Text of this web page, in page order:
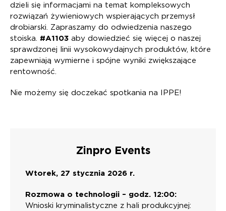
dzieli się informacjami na temat kompleksowych
rozwiązań żywieniowych wspierających przemysł
drobiarski. Zapraszamy do odwiedzenia naszego
stoiska. #A1103 aby dowiedzieć się więcej o naszej
sprawdzonej linii wysokowydajnych produktów, które
zapewniają wymierne i spójne wyniki zwiększające
rentowność.
Nie możemy się doczekać spotkania na IPPE!
Zinpro Events
Wtorek, 27 stycznia 2026 r.
Rozmowa o technologii – godz. 12:00:
Wnioski kryminalistyczne z hali produkcyjnej: